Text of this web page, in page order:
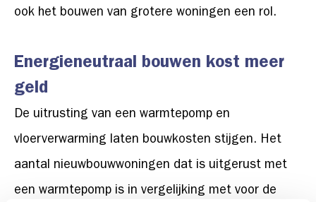
ook het bouwen van grotere woningen een rol.
Energieneutraal bouwen kost meer
geld
De uitrusting van een warmtepomp en
vloerverwarming laten bouwkosten stijgen. Het
aantal nieuwbouwwoningen dat is uitgerust met
een warmtepomp is in vergelijking met voor de